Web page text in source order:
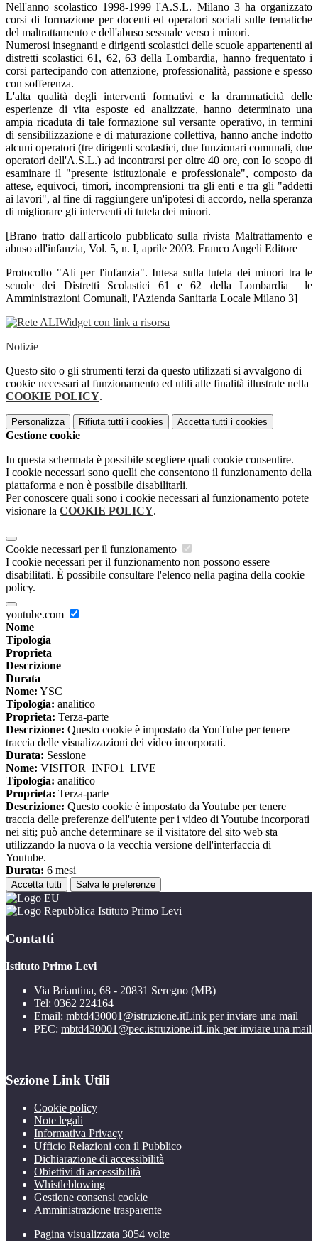
Nell'anno scolastico 1998-1999 l'A.S.L. Milano 3 ha organizzato
corsi di formazione per docenti ed operatori sociali sulle tematiche
del maltrattamento e dell'abuso sessuale verso i minori.
Numerosi insegnanti e dirigenti scolastici delle scuole appartenenti ai
distretti scolastici 61, 62, 63 della Lombardia, hanno frequentato i
corsi partecipando con attenzione, professionalità, passione e spesso
con sofferenza.
L'alta qualità degli interventi formativi e la drammaticità delle
esperienze di vita esposte ed analizzate, hanno determinato una
ampia ricaduta di tale formazione sul versante operativo, in termini
di sensibilizzazione e di maturazione collettiva, hanno anche indotto
alcuni operatori (tre dirigenti scolastici, due funzionari comunali, due
operatori dell'A.S.L.) ad incontrarsi per oltre 40 ore, con Io scopo di
esaminare il "presente istituzionale e professionale", composto da
attese, equivoci, timori, incomprensioni tra gli enti e tra gli "addetti
ai lavori", al fine di raggiungere un'ipotesi di accordo, nella speranza
di migliorare gli interventi di tutela dei minori.
[Brano tratto dall'articolo pubblicato sulla rivista Maltrattamento e
abuso all'infanzia, Vol. 5, n. I, aprile 2003. Franco Angeli Editore
Protocollo "Ali per l'infanzia". Intesa sulla tutela dei minori tra le
scuole dei Distretti Scolastici 61 e 62 della Lombardia le
Amministrazioni Comunali, l'Azienda Sanitaria Locale Milano 3]
Widget con link a risorsa
Notizie
Questo sito o gli strumenti terzi da questo utilizzati si avvalgono di
cookie necessari al funzionamento ed utili alle finalità illustrate nella
COOKIE POLICY.
Personalizza Rifiuta tutti i cookies Accetta tutti i cookies
Gestione cookie
In questa schermata è possibile scegliere quali cookie consentire.
I cookie necessari sono quelli che consentono il funzionamento della
piattaforma e non è possibile disabilitarli.
Per conoscere quali sono i cookie necessari al funzionamento potete
visionare la COOKIE POLICY.
Cookie necessari per il funzionamento
I cookie necessari per il funzionamento non possono essere
disabilitati. È possibile consultare l'elenco nella pagina della cookie
policy.
youtube.com
Nome
Tipologia
Proprieta
Descrizione
Durata
Nome: YSC
Tipologia: analitico
Proprieta: Terza-parte
Descrizione: Questo cookie è impostato da YouTube per tenere
traccia delle visualizzazioni dei video incorporati.
Durata: Sessione
Nome: VISITOR_INFO1_LIVE
Tipologia: analitico
Proprieta: Terza-parte
Descrizione: Questo cookie è impostato da Youtube per tenere
traccia delle preferenze dell'utente per i video di Youtube incorporati
nei siti; può anche determinare se il visitatore del sito web sta
utilizzando la nuova o la vecchia versione dell'interfaccia di
Youtube.
Durata: 6 mesi
Accetta tutti Salva le preferenze
Istituto Primo Levi
Contatti
Istituto Primo Levi
Via Briantina, 68 - 20831 Seregno (MB)
Tel: 0362 224164
Email: mbtd430001@istruzione.itLink per inviare una mail
PEC: mbtd430001@pec.istruzione.itLink per inviare una mail
Sezione Link Utili
Cookie policy
Note legali
Informativa Privacy
Ufficio Relazioni con il Pubblico
Dichiarazione di accessibilità
Obiettivi di accessibilità
Whistleblowing
Gestione consensi cookie
Amministrazione trasparente
Pagina visualizzata 3054 volte